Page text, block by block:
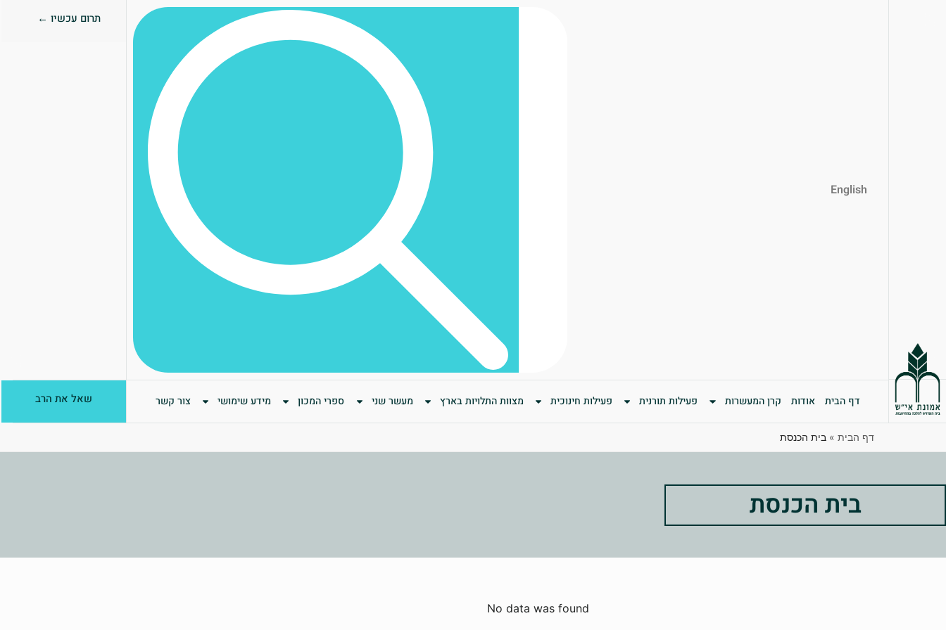
English
תרום עכשיו ←
דף הבית אודות קרן המעשרות פעילות תורנית פעילות חינוכית מצוות התלויות בארץ מעשר שני ספרי המכון מידע שימושי צור קשר שאל את הרב
דף הבית » בית הכנסת
בית הכנסת
No data was found